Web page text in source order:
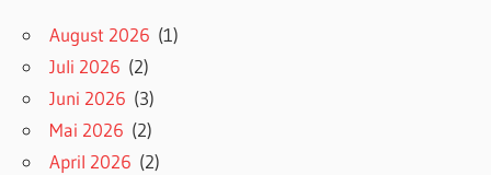
August 2026 (1)
Juli 2026 (2)
Juni 2026 (3)
Mai 2026 (2)
April 2026 (2)